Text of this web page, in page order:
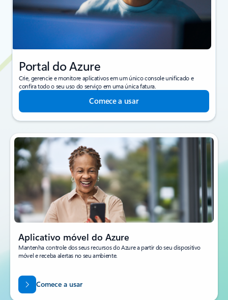
Portal do Azure
Crie, gerencie e monitore aplicativos em um único console unificado e
confira todo o seu uso do serviço em uma única fatura.
Comece a usar
Aplicativo móvel do Azure
Mantenha controle dos seus recursos do Azure a partir do seu dispositivo
móvel e receba alertas no seu ambiente.
Comece a usar